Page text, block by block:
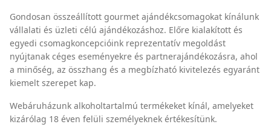
Gondosan összeállított gourmet ajándékcsomagokat kínálunk
vállalati és üzleti célú ajándékozáshoz. Előre kialakított és
egyedi csomagkoncepcióink reprezentatív megoldást
nyújtanak céges eseményekre és partnerajándékozásra, ahol
a minőség, az összhang és a megbízható kivitelezés egyaránt
kiemelt szerepet kap.
Webáruházunk alkoholtartalmú termékeket kínál, amelyeket
kizárólag 18 éven felüli személyeknek értékesítünk.